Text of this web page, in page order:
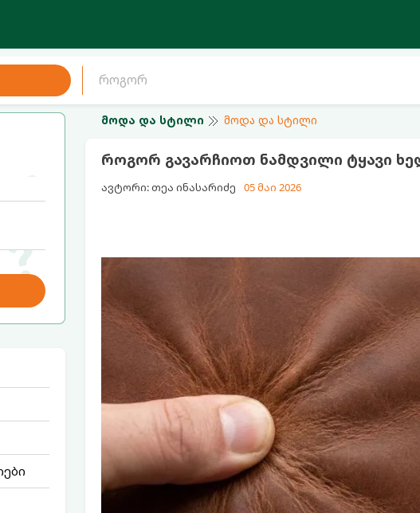
მოდა და სტილი მოდა და სტილი
როგორ გავარჩიოთ ნამდვილი ტყავი
ავტორი: თეა ინასარიძე 05 მაი 2026